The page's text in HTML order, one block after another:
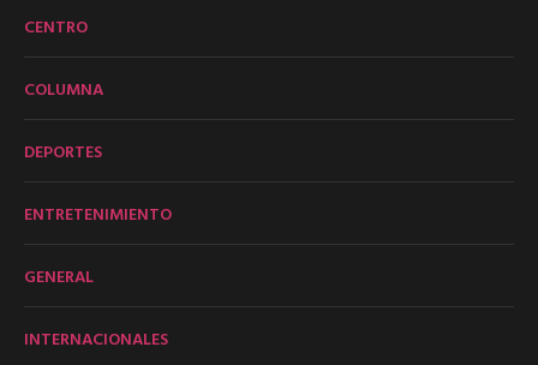
CENTRO
COLUMNA
DEPORTES
ENTRETENIMIENTO
GENERAL
INTERNACIONALES